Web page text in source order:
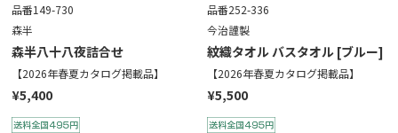
品番149-730
森半
森半八十八夜詰合せ
【2026年春夏カタログ掲載品】
¥5,400
品番252-336
今治謹製
紋織タオル バスタオル [ブルー]
【2026年春夏カタログ掲載品】
¥5,500